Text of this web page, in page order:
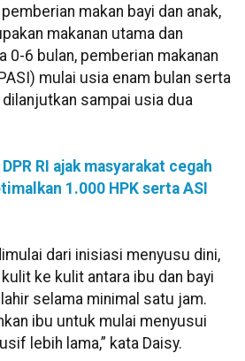
makan bayi dan anak,
makanan utama dan
0-6 bulan, pemberian makanan
mulai usia enam bulan serta
sampai usia dua
RI ajak masyarakat cegah
1.000 HPK serta ASI
dari inisiasi menyusu dini,
ke kulit antara ibu dan bayi
selama minimal satu jam.
ibu untuk mulai menyusui
lebih lama,” kata Daisy.